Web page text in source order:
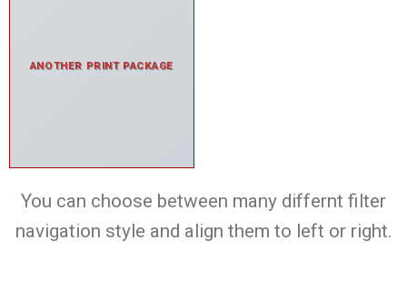
ANOTHER PRINT PACKAGE
You can choose between many differnt filter
navigation style and align them to left or right.